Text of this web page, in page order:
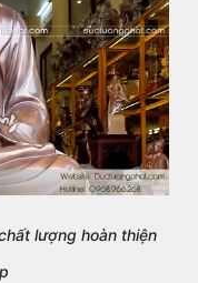
lượng hoàn thiện